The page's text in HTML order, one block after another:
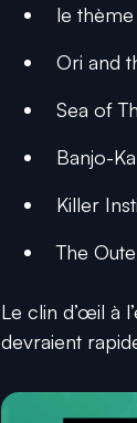
le
Ori and
Sea of
Banjo-
Killer
The
Le clin d’œil à
devraient